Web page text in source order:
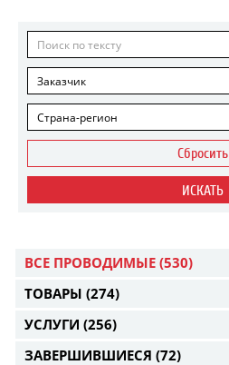
Заказчик
Страна-регион
Сбросить
ИСКАТЬ
ВСЕ ПРОВОДИМЫЕ (530)
ТОВАРЫ (274)
УСЛУГИ (256)
ЗАВЕРШИВШИЕСЯ (72)